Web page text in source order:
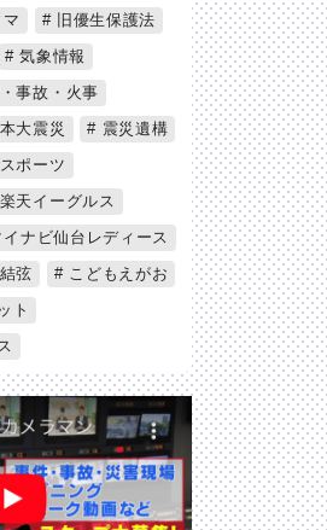
旧優生保護法
気象情報
事故・火事
大震災
震災遺構
スポーツ
楽天イーグルス
ナビ仙台レディース
弦
こどもえがお
ト